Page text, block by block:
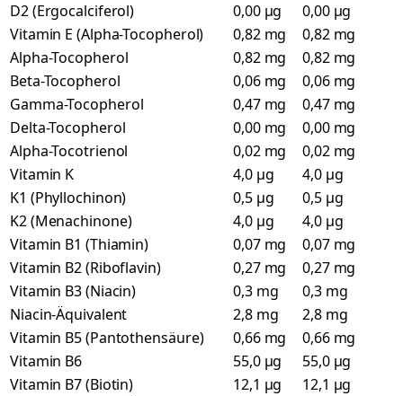
D2 (Ergocalciferol)
0,00 µg
0,00 µg
Vitamin E (Alpha-Tocopherol)
0,82 mg
0,82 mg
Alpha-Tocopherol
0,82 mg
0,82 mg
Beta-Tocopherol
0,06 mg
0,06 mg
Gamma-Tocopherol
0,47 mg
0,47 mg
Delta-Tocopherol
0,00 mg
0,00 mg
Alpha-Tocotrienol
0,02 mg
0,02 mg
Vitamin K
4,0 µg
4,0 µg
K1 (Phyllochinon)
0,5 µg
0,5 µg
K2 (Menachinone)
4,0 µg
4,0 µg
Vitamin B1 (Thiamin)
0,07 mg
0,07 mg
Vitamin B2 (Riboflavin)
0,27 mg
0,27 mg
Vitamin B3 (Niacin)
0,3 mg
0,3 mg
Niacin-Äquivalent
2,8 mg
2,8 mg
Vitamin B5 (Pantothensäure)
0,66 mg
0,66 mg
Vitamin B6
55,0 µg
55,0 µg
Vitamin B7 (Biotin)
12,1 µg
12,1 µg